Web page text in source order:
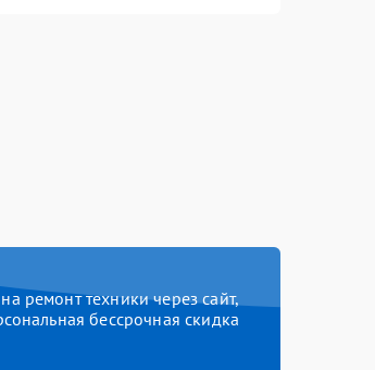
ремонт техники через сайт,
бессрочная скидка